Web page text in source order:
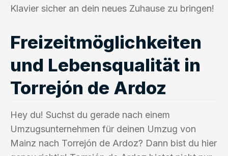
Klavier sicher an dein neues Zuhause zu bringen!
Freizeitmöglichkeiten
und Lebensqualität in
Torrejón de Ardoz
Hey du! Suchst du gerade nach einem
Umzugsunternehmen für deinen Umzug von
Mainz nach Torrejón de Ardoz? Dann bist du hier